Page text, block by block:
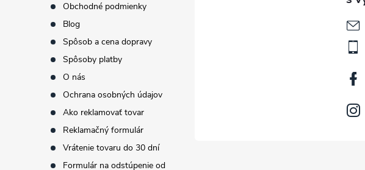
Obchodné podmienky
Blog
Spôsob a cena dopravy
Spôsoby platby
O nás
Ochrana osobných údajov
Ako reklamovať tovar
Reklamačný formulár
Vrátenie tovaru do 30 dní
Formulár na odstúpenie od